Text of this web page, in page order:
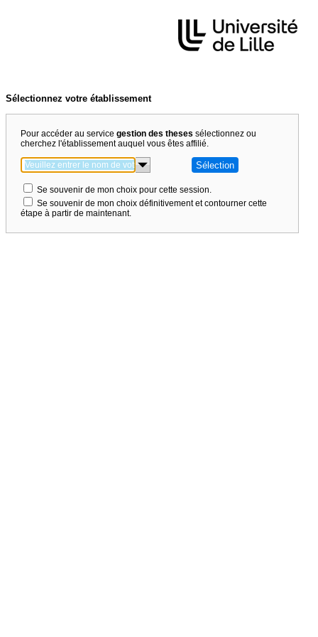
Sélectionnez votre établissement
Pour accéder au service gestion des theses sélectionnez ou
cherchez l'établissement auquel vous êtes affilié.
Se souvenir de mon choix pour cette session.
Se souvenir de mon choix définitivement et contourner cette
étape à partir de maintenant.